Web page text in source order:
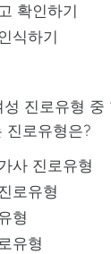
확인하기
식하기
진로유형 중
진로유형은?
사 진로유형
로유형
형
유형